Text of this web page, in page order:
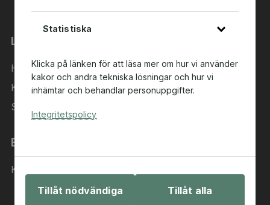
Statistiska
Klicka på länken för att läsa mer om hur vi använder
kakor och andra tekniska lösningar och hur vi
inhämtar och behandlar personuppgifter.
Integritetspolicy
Tillåt nödvändiga Tillåt alla
Länkar
Hem
Kategorier
Sök i sortimentet
Behöver du hjälp?
Kontakta oss